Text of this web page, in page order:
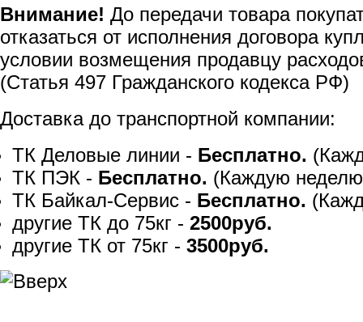
Внимание! До передачи товара
отказаться от исполнения договора
условии возмещения продавцу
(Статья 497 Гражданского кодекса РФ)
Доставка до транспортной компании:
ТК Деловые линии - Бесплатно.
ТК ПЭК - Бесплатно. (Каждую
ТК Байкал-Сервис - Бесплатно.
другие ТК до 75кг - 2500руб.
другие ТК от 75кг - 3500руб.